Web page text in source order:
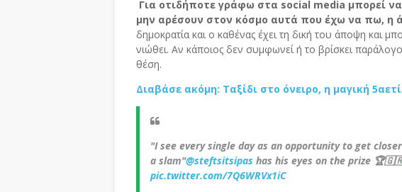
Για οτιδήποτε γράφω στα social media μπορεί
μην αρέσουν στον κόσμο αυτά που έχω να πω, η
δημοκρατία και ο καθένας έχει τη δική του άποψη και
νιώθει. Αν κάποιος δεν συμφωνεί ή το βρίσκει
θέση.
Διαβάσε ακόμη: Ταξίδι στο όνειρο, η μαγική
"I see every single day as an opportunity to get
a slam"@steftsitsipas has his eyes on the prize
pic.twitter.com/7Q6WRVx1iC